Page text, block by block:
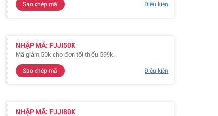
Sao chép mã Điều kiện
NHẬP MÃ: FUJI50K
Mã giảm 50k cho đơn tối thiểu 599k.
Sao chép mã Điều kiện
NHẬP MÃ: FUJI80K